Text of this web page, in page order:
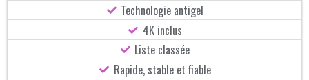
Technologie antigel
4K inclus
Liste classée
Rapide, stable et fiable